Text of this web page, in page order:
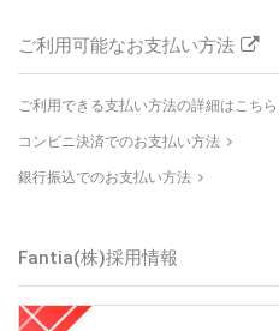
ご利用可能なお支払い方法
ご利用できる支払い方法の詳細はこちら
コンビニ決済でのお支払い方法
銀行振込でのお支払い方法
Fantia(株)採用情報